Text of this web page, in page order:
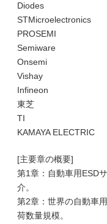
Diodes
STMicroelectronics
PROSEMI
Semiware
Onsemi
Vishay
Infineon
東芝
TI
KAMAYA ELECTRIC
[主要章の概要]
第1章：自動車用ESD
介。
第2章：世界の自動車
荷数量規模。